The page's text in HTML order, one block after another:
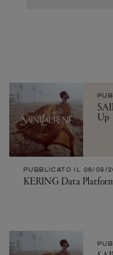
Up
PUBBLICATO IL 06/08/
KERING Data